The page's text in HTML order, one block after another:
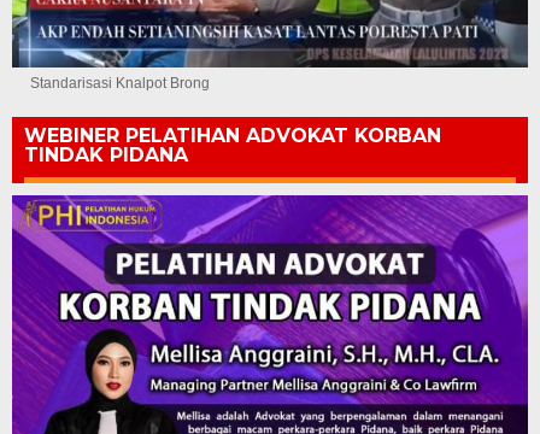
Standarisasi Knalpot Brong
WEBINER PELATIHAN ADVOKAT KORBAN
TINDAK PIDANA